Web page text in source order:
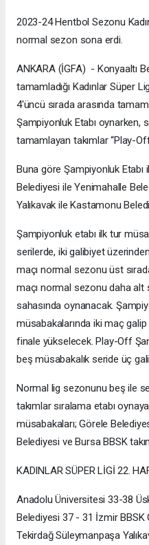
2023-24 Hentbol Sezonu
normal sezon sona erdi.
ANKARA (İGFA) - Konyaaltı
tamamladığı Kadınlar Süper
4'üncü sırada arasında
Şampiyonluk Etabı oynarken,
tamamlayan takımlar “Play-
Buna göre Şampiyonluk Etabı
Belediyesi ile Yenimahalle
Yalıkavak ile Kastamonu
Şampiyonluk etabı ilk tur
serilerde, iki galibiyet
maçı normal sezonu üst
maçı normal sezonu daha alt
sahasında oynanacak.
müsabakalarında iki maç
finale yükselecek. Play-Off
beş müsabakalık seride üç
Normal lig sezonunu beş ile
takımlar sıralama etabı
müsabakaları; Görele
Belediyesi ve Bursa BBSK
KADINLAR SÜPER LİGİ 22.
Anadolu Üniversitesi 33-38
Belediyesi 37 - 31 İzmir BBSK
Tekirdağ Süleymanpaşa